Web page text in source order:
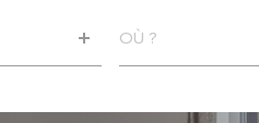
RÉFÉRENCE